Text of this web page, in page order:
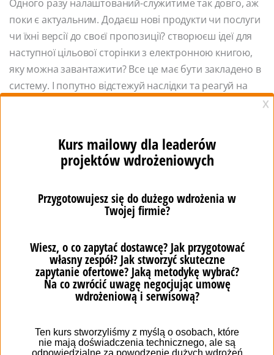
поки є актуальним. Додаєш нові продукти чи послуги
чи їхні версії до своєї пропозиції? створюєш ідеї для
наступної цільової сторінки з електронною книгою,
яку можна завантажити? Все це має бути закладено в
систему. І попутно відстежуй наслідки та реагуй на
Тому найми маркетологів і оснасти їх системою, яка
сприятиме ефективності виконуваних завдань. Тільки
бренду на самому початку процесу покупки.
Пам’ятай, що маркетинговий контент формує
клієнт вже знає про ринок.